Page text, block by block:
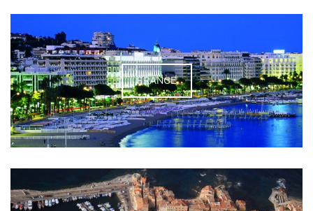
FRANCE